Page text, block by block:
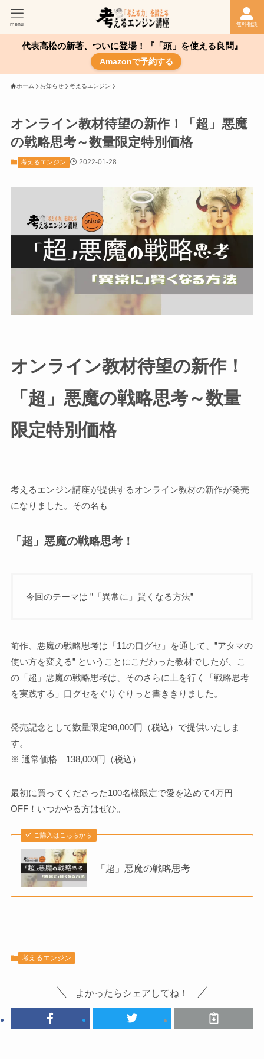
無料相談
menu
代表高松の新著、ついに登場！『「頭」を使える良問』
Amazonで予約する
ホーム お知らせ 考えるエンジン
オンライン教材待望の新作！「超」悪魔
の戦略思考～数量限定特別価格
考えるエンジン 2022-01-28
オンライン教材待望の新作！
「超」悪魔の戦略思考～数量
限定特別価格
考えるエンジン講座が提供するオンライン教材の新作が発売
になりました。その名も
「超」悪魔の戦略思考！
今回のテーマは ”「異常に」賢くなる方法”
前作、悪魔の戦略思考は「11の口グセ」を通して、”アタマの
使い方を変える” ということにこだわった教材でしたが、こ
の「超」悪魔の戦略思考は、そのさらに上を行く「戦略思考
を実践する」口グセをぐりぐりっと書ききりました。
発売記念として数量限定98,000円（税込）で提供いたしま
す。
※ 通常価格 138,000円（税込）
最初に買ってくださった100名様限定で愛を込めて4万円
OFF！いつかやる方はぜひ。
ご購入はこちらから
「超」悪魔の戦略思考
考えるエンジン
よかったらシェアしてね！